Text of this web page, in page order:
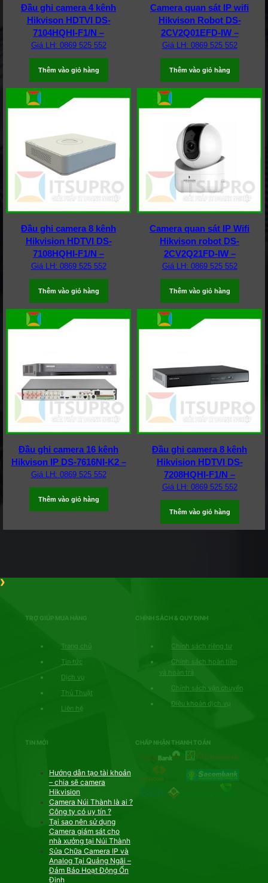
Đầu ghi camera 4 kênh
Hikvison HDTVI DS-
7104HQHI-F1/N –
Giá LH: 0869 525 552
Thêm vào giỏ hàng
Camera quan sát IP wifi
Hikvison Robot DS-
2CV2Q01EFD-IW –
Giá LH: 0869 525 552
Thêm vào giỏ hàng
Đầu ghi camera 8 kênh
Hikvision HDTVI DS-
7108HQHI-F1/N –
Giá LH: 0869 525 552
Thêm vào giỏ hàng
Camera quan sát IP Wifi
Hikvison robot DS-
2CV2Q21FD-IW –
Giá LH: 0869 525 552
Thêm vào giỏ hàng
Đầu ghi camera 16 kênh
Hikvison IP DS-7616NI-K2 –
Giá LH: 0869 525 552
Thêm vào giỏ hàng
Đầu ghi camera 8 kênh
Hikvision HDTVI DS-
7208HQHI-F1/N –
Giá LH: 0869 525 552
Thêm vào giỏ hàng
TRỢ GIÚP MUA HÀNG
Trang chủ
Tin tức
Dịch vụ
Thủ Thuật
Liên hệ
CHÍNH SÁCH & QUY ĐỊNH
Chính sách riêng tư
Chính sách hoàn tiền
và hoàn trả
Chính sách vận chuyển
Điều khoản dịch vụ
TIN MỚI
Hướng dẫn tạo tài khoản
– chia sẽ camera
Hikvision
Camera Núi Thành là ai ?
Công ty có uy tín ?
Tại sao nên sử dụng
Camera giám sát cho
nhà xưởng tại Núi Thành
Sửa Chữa Camera IP và
Analog Tại Quảng Ngãi –
Đảm Bảo Hoạt Động Ổn
Định
CHẤP NHẬN THANH TOÁN